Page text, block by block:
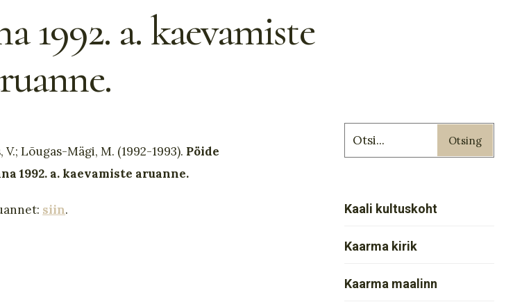
1992. a. kaevamiste
V.; Lõugas-Mägi, M. (1992-1993). Pöide
1992. a. kaevamiste aruanne.
siin.
Otsing
Kaali kultuskoht
Kaarma kirik
Kaarma maalinn